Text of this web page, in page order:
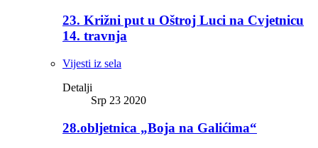
23. Križni put u Oštroj Luci na Cvjetnicu
14. travnja
Vijesti iz sela
Detalji
Srp 23 2020
28.obljetnica „Boja na Galićima“